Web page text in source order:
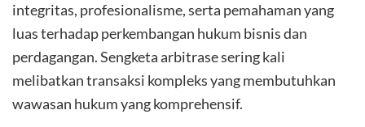
integritas, profesionalisme, serta pemahaman yang
luas terhadap perkembangan hukum bisnis dan
perdagangan. Sengketa arbitrase sering kali
melibatkan transaksi kompleks yang membutuhkan
wawasan hukum yang komprehensif.